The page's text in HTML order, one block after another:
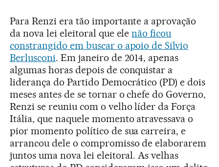
Para Renzi era tão importante a aprovação
da nova lei eleitoral que elenão ficou
constrangido em buscar o apoio de Silvio
Berlusconi. Em janeiro de 2014, apenas
algumas horas depois de conquistar a
liderança do Partido Democrático (PD) e dois
meses antes de se tornar o chefe do Governo,
Renzi se reuniu com o velho líder da Força
Itália, que naquele momento atravessava o
pior momento político de sua carreira, e
arrancou dele o compromisso de elaborarem
juntos uma nova lei eleitoral. As velhas